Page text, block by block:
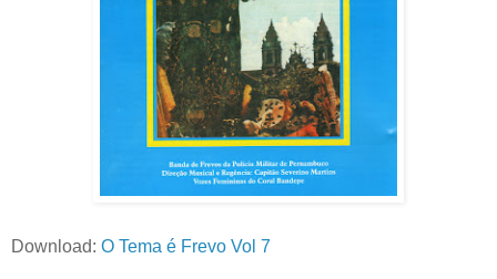
Download: O Tema é Frevo Vol 7